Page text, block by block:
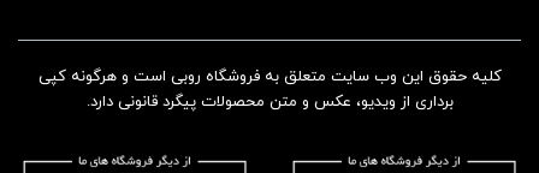
کلیه حقوق این وب سایت متعلق به فروشگاه روبی است و هرگونه کپی
برداری از ویدیو، عکس و متن محصولات پیگرد قانونی دارد.